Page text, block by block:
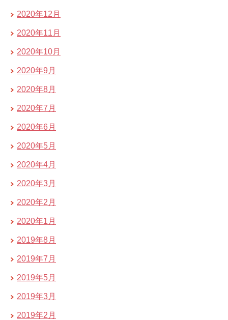
2020年12月
2020年11月
2020年10月
2020年9月
2020年8月
2020年7月
2020年6月
2020年5月
2020年4月
2020年3月
2020年2月
2020年1月
2019年8月
2019年7月
2019年5月
2019年3月
2019年2月